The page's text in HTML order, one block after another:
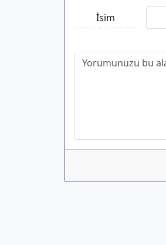
İsim